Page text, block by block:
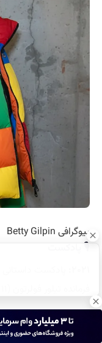
بیوگرافی Betty Gilpin
🎙️ پادکست
پادکست
🏆 ویترین جوایز و